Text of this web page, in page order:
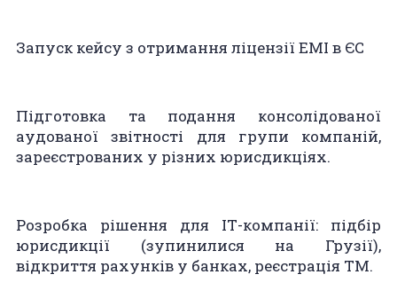
Запуск кейсу з отримання ліцензії EMI в ЄС
Підготовка та подання консолідованої
аудованої звітності для групи компаній,
зареєстрованих у різних юрисдикціях.
Розробка рішення для ІТ-компанії: підбір
юрисдикції (зупинилися на Грузії),
відкриття рахунків у банках, реєстрація ТМ.